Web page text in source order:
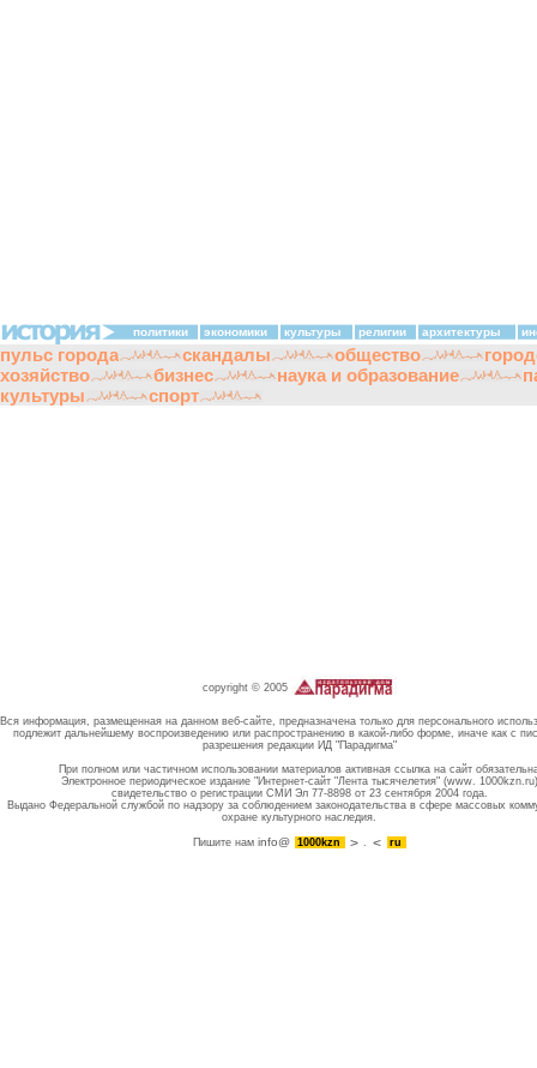
политики экономики культуры религии архитектуры
пульс города скандалы общество
хозяйство
бизнес наука и образование
культуры
спорт
copyright © 2005
Вся информация, размещенная на данном веб-сайте, предназначена только для персонального
подлежит дальнейшему воспроизведению или распространению в какой-либо форме, иначе как с
разрешения редакции ИД "Парадигма"
При полном или частичном использовании материалов активная ссылка на сайт
Электронное периодическое издание "Интернет-сайт "Лента тысячелетия" (www. 1000kzn.ru)
свидетельство о регистрации СМИ Эл 77-8898 от 23 сентября 2004 года.
Выдано Федеральной службой по надзору за соблюдением законодательства в сфере массовых
охране культурного наследия.
Пишите намinfo@ 1000kzn . ru